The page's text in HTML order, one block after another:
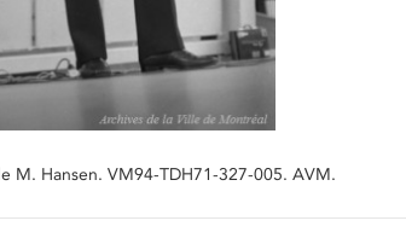
M. Hansen. VM94-TDH71-327-005. AVM.